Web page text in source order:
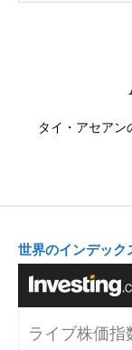
タイ・アセア
世界のインデック